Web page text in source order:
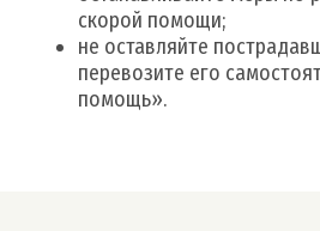
скорой помощи;
не оставляйте
перевозите его
помощь».